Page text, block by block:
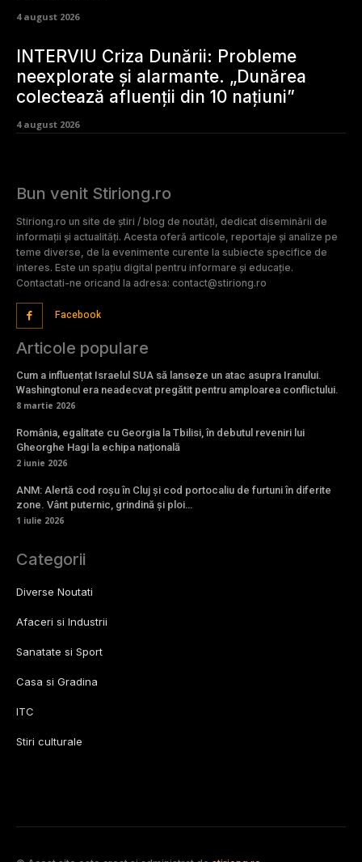
4 august 2026
INTERVIU Criza Dunării: Probleme
neexplorate și alarmante. „Dunărea
colectează afluenții din 10 națiuni”
4 august 2026
Bun venit Stiriong.ro
Stiriong.ro un site de știri / blog de noutăți, dedicat diseminării de
informații și actualități. Acesta oferă articole, reportaje și analize pe
teme diverse, de la evenimente curente la subiecte specifice de
interes. Este un spațiu digital pentru informare și educație.
Contactati-ne oricand la adresa: contact@stiriong.ro
Facebook
Articole populare
Cum a influențat Israelul SUA să lanseze un atac asupra Iranului.
Washingtonul era neadecvat pregătit pentru amploarea conflictului.
8 martie 2026
România, egalitate cu Georgia la Tbilisi, în debutul reveniri lui
Gheorghe Hagi la echipa națională
2 iunie 2026
ANM: Alertă cod roșu în Cluj și cod portocaliu de furtuni în diferite
zone. Vânt puternic, grindină și ploi…
1 iulie 2026
Categorii
Diverse Noutati
Afaceri si Industrii
Sanatate si Sport
Casa si Gradina
ITC
Stiri culturale